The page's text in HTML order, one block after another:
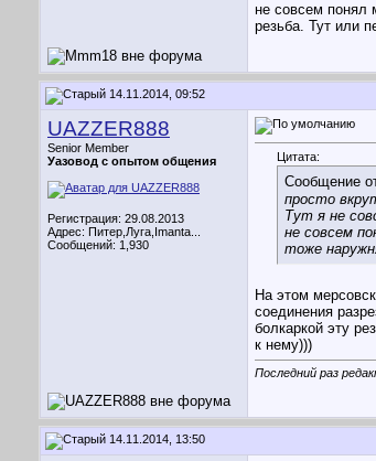
не совсем понял
резьба. Тут или
14.11.2014, 09:52
UAZZER888
Senior Member
Уазовод с опытом общения
Регистрация: 29.08.2013
Адрес: Питер,Луга,Imanta...
Сообщений: 1,930
Цитата:
Сообщение
просто
Тут я не
не совсем
тоже
На этом
соединения
болкаркой эту
к нему)))
Последний раз
14.11.2014, 13:50